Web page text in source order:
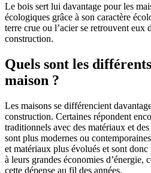
Le bois sert lui davantage pour les
écologiques grâce à son caractère
terre crue ou l’acier se retrouvent eux
construction.
Quels sont les
maison ?
Les maisons se différencient
construction. Certaines répondent
traditionnels avec des matériaux et
sont plus modernes ou
et matériaux plus évolués et sont
à leurs grandes économies d’énergie,
cette dépense au fil des années.